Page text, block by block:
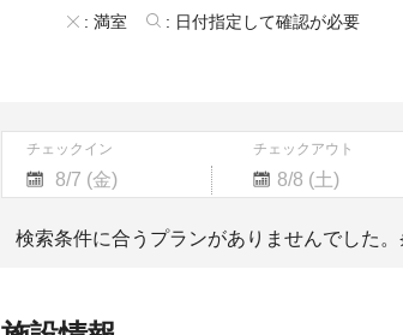
: 満室 : 日付指定して確認が必要
チェックイン チェックアウト
Navigate
forward
to
Navigate
to
検索条件に合うプランがありませんでした